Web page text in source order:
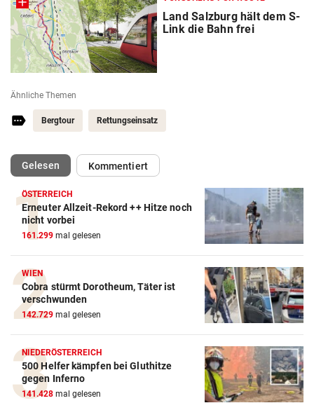
Land Salzburg hält dem S-
Link die Bahn frei
Ähnliche Themen
Bergtour Rettungseinsatz
Gelesen(ausgewählt)Kommentiert
ÖSTERREICH
Erneuter Allzeit-Rekord ++ Hitze noch
nicht vorbei
161.299 mal gelesen
WIEN
Cobra stürmt Dorotheum, Täter ist
verschwunden
142.729 mal gelesen
NIEDERÖSTERREICH
500 Helfer kämpfen bei Gluthitze
gegen Inferno
141.428 mal gelesen